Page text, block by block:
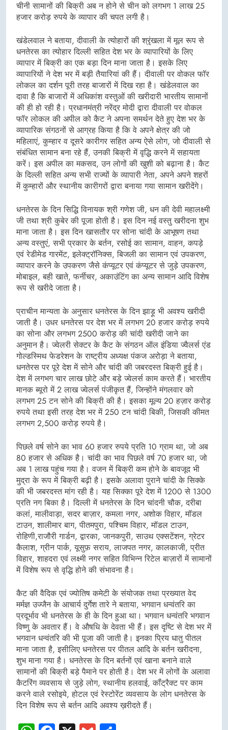
चीनी सामानों की बिक्री अब न होने से चीन को लगभग 1 लाख 25
हजार करोड़ रुपये के व्यापार की चपत लगी है।
खंडेलवाल ने बताया, दीवाली के त्योहारों की श्रृंखला में मूल रूप से
धनतेरस का त्योहार दिल्ली सहित देश भर के व्यापारियों के लिए
व्यापार में बिक्री का एक बड़ा दिन माना जाता है। इसके लिए
व्यापारियों ने देश भर में बड़ी तैयारियां की हैं। दीवाली पर वोकल फॉर
लोकल का दर्शन पूरी तरह बाजारों में दिख रहा है। खंडेलवाल का
दावा है कि बाजारों में अधिकांश वस्तुओं की खरीदारी भारतीय सामानों
की ही हो रही है। प्रधानमंत्री नरेंद्र मोदी द्वारा दीवाली पर वोकल
फॉर लोकल की अपील को कैट ने अपना समर्थन देते हुए देश भर के
व्यापारिक संगठनों से आग्रह किया है कि वे अपने क्षेत्र की जो
महिलाएं, कुम्हार व दूसरे कारीगर सहित अन्य ऐसे लोग, जो दीवाली से
संबंधित सामान बना रहे हैं, उनकी बिक्री में वृद्धि करने में सहायता
करें। इस अपील का मकसद, उन लोगों की खुशी को बढ़ाना है। कैट
के दिल्ली सहित अन्य सभी राज्यों के व्यापारी नेता, अपने अपने शहरों
में कुम्हारों और स्थानीय कारीगरों द्वारा बनाया गया सामान खरीदेंगे।
धनतेरस के दिन सिद्धि विनायक श्री गणेश जी, धन की देवी महालक्ष्मी
जी तथा श्री कुबेर की पूजा होती है। इस दिन नई वस्तु खरीदना शुभ
माना जाता है। इस दिन खासतौर पर सोना चांदी के आभूषण तथा
अन्य वस्तुएं, सभी प्रकार के बर्तन, रसोई का सामान, वाहन, कपड़े
एवं रेडीमेड गारमेंट, इलेक्ट्रॉनिक्स, बिजली का सामान एवं उपकरण,
व्यापार करने के उपकरण जैसे कंप्यूटर एवं कंप्यूटर से जुड़े उपकरण,
मोबाइल, बही खाते, फर्नीचर, अकाउंटिंग का अन्य सामान आदि विशेष
रूप से खरीदे जाता है।
प्राचीन मान्यता के अनुसार धनतेरस के दिन झाड़ू भी अवश्य खरीदी
जाती है। उधर धनतेरस पर देश भर में लगभग 20 हजार करोड़ रुपये
का सोना और लगभग 2500 करोड़ की चांदी खरीदी जाने का
अनुमान है। ज्वेलरी सेक्टर के कैट के संगठन ऑल इंडिया ज्वैलर्स एंड
गोल्डस्मिथ फेडरेशन के राष्ट्रीय अध्यक्ष पंकज अरोड़ा ने बताया,
धनतेरस पर पूरे देश में सोने और चांदी की जबरदस्त बिक्री हुई है।
देश में लगभग चार लाख छोटे और बड़े ज्वेलर्स काम करते हैं। भारतीय
मानक ब्यूरो में 2 लाख ज्वेलर्स पंजीकृत हैं, जिन्होंने मंगलवार को
लगभग 25 टन सोने की बिक्री की है। इसका मूल्य 20 हज़ार करोड़
रुपये तथा इसी तरह देश भर में 250 टन चांदी बिकी, जिसकी कीमत
लगभग 2,500 करोड़ रुपये है।
पिछले वर्ष सोने का भाव 60 हजार रुपये प्रति 10 ग्राम था, जो अब
80 हजार से अधिक है। चांदी का भाव पिछले वर्ष 70 हजार था, जो
अब 1 लाख पहुंच गया है। वजन में बिक्री कम होने के बावजूद भी
मुद्रा के रूप में बिक्री बढ़ी है। इसके अलावा पुराने चांदी के सिक्के
की भी जबरदस्त मांग रही है। यह सिक्का पूरे देश में 1200 से 1300
प्रति नग बिका है। दिल्ली में धनतेरस के दिन चांदनी चौक, दरीबा
कलां, मालीवाड़ा, सदर बाज़ार, कमला नगर, अशोक विहार, मॉडल
टाउन, शालीमार बाग, पीतमपुरा, पश्चिम विहार, मॉडल टाउन,
रोहिणी,राजौरी गार्डन, द्वारका, जानकपुरी, साउथ एक्सटेंशन, ग्रेटर
कैलाश, ग्रीन पार्क, यूसुफ़ सराय, लाजपत नगर, कालकाजी, प्रीत
विहार, शाहदरा एवं लक्ष्मी नगर सहित विभिन्न रिटेल बाज़ारों में सामानों
में विशेष रूप से वृद्धि होने की संभावना है।
कैट की वैदिक एवं ज्योतिष कमेटी के संयोजक तथा प्रख्यात वेद
मर्मज्ञ उज्जैन के आचार्य दुर्गेश तारे ने बताया, भगवान धन्वंतरि का
प्रदूर्भाव भी धनतेरस के ही के दिन हुआ था। भगवान धन्वंतरि भगवान
विष्णु के अवतार हैं। वे औषधि के देवता भी हैं। इस दृष्टि से देश भर में
भगवान धन्वंतरि की भी पूजा की जाती है। इनका प्रिय धातु पीतल
माना जाता है, इसीलिए धनतेरस पर पीतल आदि के बर्तन खरीदना,
शुभ माना गया है। धनतेरस के दिन बर्तनों एवं खाना बनाने वाले
सामानों की बिक्री बड़े पैमाने पर होती है। देश भर में लोगों के अलावा
कैटरिंग व्यवसाय से जुड़े लोग, स्थानीय हलवाई, कॉंट्रैक्ट पर काम
करने वाले रसोइये, होटल एवं रेस्टोरेंट व्यवसाय के लोग धनतेरस के
दिन विशेष रूप से बर्तन आदि अवश्य ख़रीदते हैं।